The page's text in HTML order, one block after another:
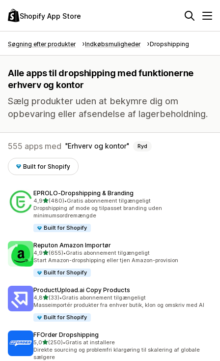
Shopify App Store
Søgning efter produkter Indkøbsmuligheder Dropshipping
Alle apps til dropshipping med funktionerne
erhverv og kontor
Sælg produkter uden at bekymre dig om
opbevaring eller afsendelse af lagerbeholdning.
555 apps med Erhverv og kontor Ryd
Built for Shopify
EPROLO‑Dropshipping & Branding
4,9ud af 5 stjerner
(480)
480 anmeldelser i alt
•Gratis abonnement tilgængeligt
Dropshipping af mode og tilpasset branding uden
minimumsordremængde
Built for Shopify
Reputon Amazon Importør
4,9ud af 5 stjerner
(655)
655 anmeldelser i alt
•Gratis abonnement tilgængeligt
Start Amazon-dropshipping eller tjen Amazon-provision
Built for Shopify
ProductUpload.ai Copy Products
4,8ud af 5 stjerner
(33)
33 anmeldelser i alt
•Gratis abonnement tilgængeligt
Masseimportér produkter fra enhver butik, klon og omskriv med AI
Built for Shopify
FFOrder Dropshipping
5,0ud af 5 stjerner
(250)
250 anmeldelser i alt
•Gratis at installere
Direkte sourcing og problemfri klargøring til skalering af globale
sælgere